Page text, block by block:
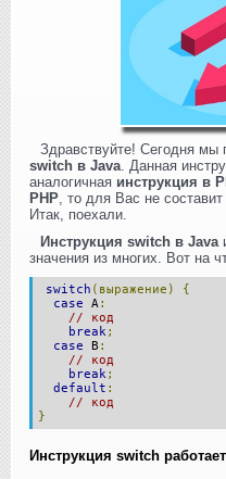
Здравствуйте! Сегодня мы
switch в Java . Данная
аналогичная инструкция в
PHP , то для Вас не
Итак, поехали.
Инструкция switch в Java
значения из многих. Вот на
switch (выражение)
{
case A :
// код
break ;
case B :
// код
break ;
default :
// код
}
Инструкция switch